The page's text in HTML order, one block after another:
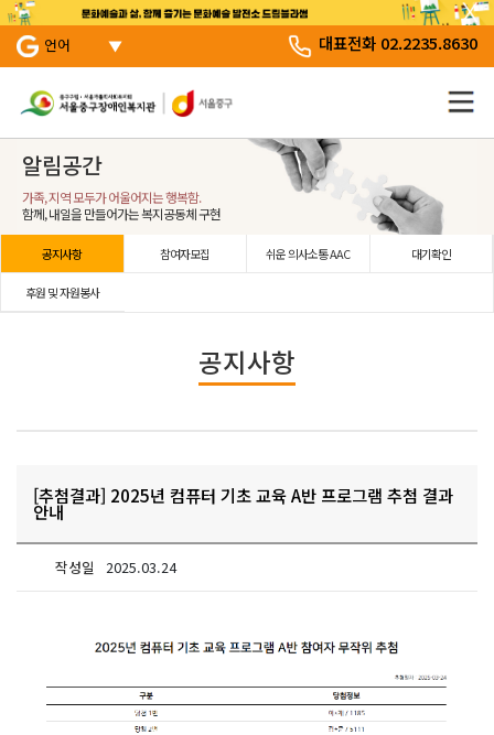
본문 바로 가기
서브 메뉴 바로가기
주 메뉴 바로 가기
언어 대표전화 02.2235.8630
알림공간
가족, 지역 모두가 어울어지는 행복함.
함께, 내일을 만들어가는 복지공동체 구현
공지사항 참여자모집 쉬운 의사소통 AAC 대기확인
후원 및 자원봉사
공지사항
[추첨결과] 2025년 컴퓨터 기초 교육 A반 프로그램 추첨 결과
안내
작성일 2025.03.24